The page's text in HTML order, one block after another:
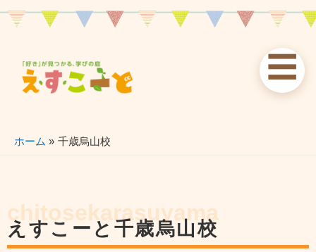
☰
お知らせ
news
えすこーと 各校案内
schools
ホーム 千歳烏山校
chitosekarasuyama
えすこーと千歳烏山校